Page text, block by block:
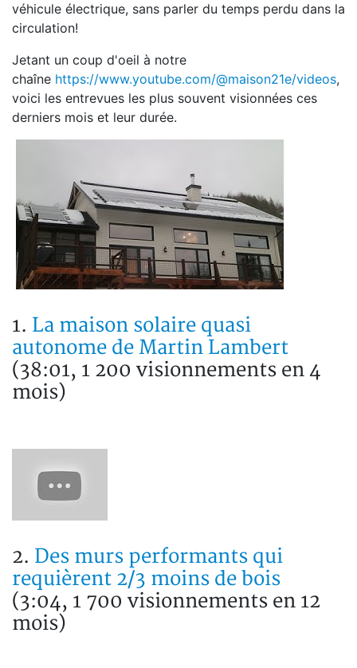
véhicule électrique, sans parler du temps perdu dans la
circulation!
Jetant un coup d'oeil à notre
chaîne https://www.youtube.com/@maison21e/videos,
voici les entrevues les plus souvent visionnées ces
derniers mois et leur durée.
1. La maison solaire quasi
autonome de Martin Lambert
(38:01, 1 200 visionnements en 4
mois)
2. Des murs performants qui
requièrent 2/3 moins de bois
(3:04, 1 700 visionnements en 12
mois)